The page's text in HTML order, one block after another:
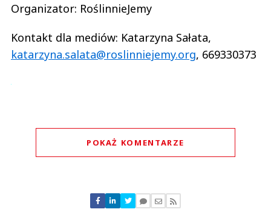
Organizator: RoślinnieJemy
Kontakt dla mediów: Katarzyna Sałata,
katarzyna.salata@roslinniejemy.org, 669330373
POKAŻ KOMENTARZE
Nie znaleziono komentarzy
Zostaw swoje komentarze